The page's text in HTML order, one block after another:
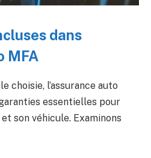
dans
MFA
choisie, l’assurance auto
essentielles pour
son véhicule. Examinons